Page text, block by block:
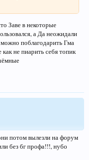
Заве в некоторые
а Да неожидали
поблагодарить Гма
не пиарить себя топик
потом вылезли на форум
без бг профа!!!, нубо